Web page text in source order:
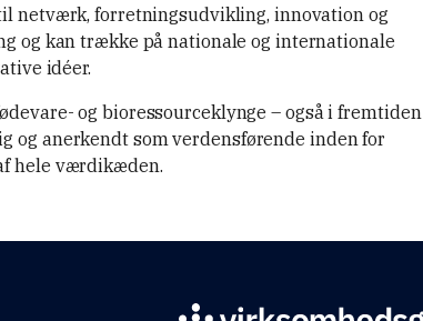
netværk, forretningsudvikling, innovation og
og kan trække på nationale og internationale
idéer.
og bioressourceklynge – også i fremtiden
og anerkendt som verdensførende inden for
hele værdikæden.